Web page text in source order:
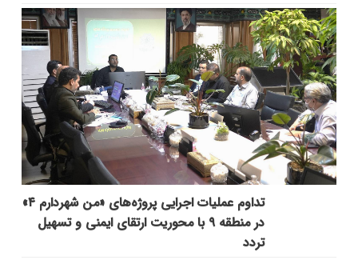
تداوم عملیات اجرایی پروژه‌های «من شهردارم ۴»
در منطقه ۹ با محوریت ارتقای ایمنی و تسهیل
تردد